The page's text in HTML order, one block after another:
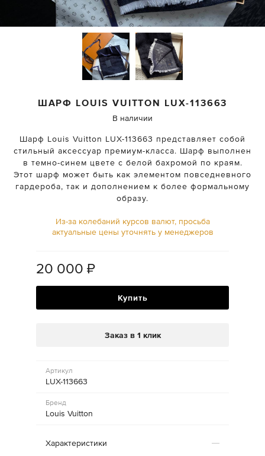
ШАРФ LOUIS VUITTON LUX-113663
В наличии
Шарф Louis Vuitton LUX-113663 представляет собой
стильный аксессуар премиум-класса. Шарф выполнен
в темно-синем цвете с белой бахромой по краям.
Этот шарф может быть как элементом повседневного
гардероба, так и дополнением к более формальному
образу.
Из-за колебаний курсов валют, просьба
актуальные цены уточнять у менеджеров
20 000 ₽
Купить
Заказ в 1 клик
Артикул
LUX-113663
Бренд
Louis Vuitton
Характеристики